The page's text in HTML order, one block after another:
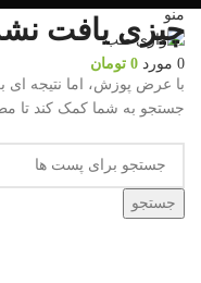
منو
0 مورد 0 تومان
چیزی یافت
با عرض پوزش، اما نتیجه
جستجو به شما کمک کند تا
جستجو